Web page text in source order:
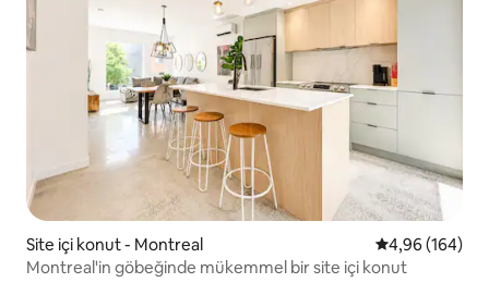
Site içi konut - Montreal 5 üzerinden
4,96 (164)
Montreal'in göbeğinde mükemmel bir site içi konut